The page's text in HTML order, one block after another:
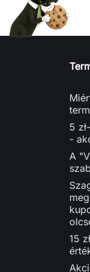
5
-
A
15